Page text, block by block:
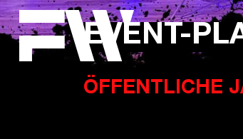
EVENT-
ÖFFENTLICHE